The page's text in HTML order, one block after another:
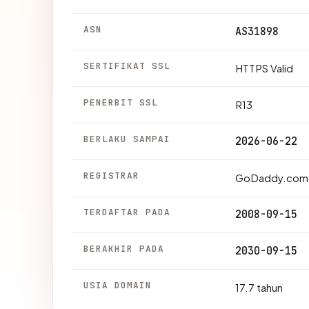
ASN AS31898
SERTIFIKAT SSL HTTPS Valid
PENERBIT SSL R13
BERLAKU SAMPAI 2026-06-22
REGISTRAR
TERDAFTAR PADA 2008-09-15
BERAKHIR PADA 2030-09-15
USIA DOMAIN 17.7 tahun